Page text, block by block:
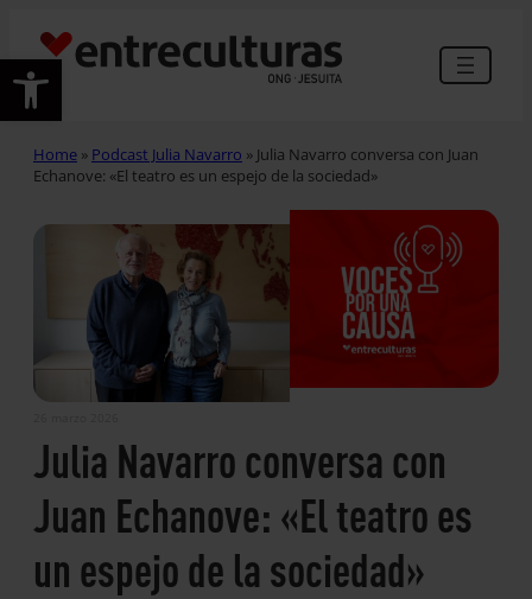
Abrir barra de herramientas
Home » Podcast Julia Navarro » Julia Navarro conversa con Juan
Echanove: «El teatro es un espejo de la sociedad»
Julia Navarro conversa con
Juan Echanove: «El teatro es
un espejo de la sociedad»